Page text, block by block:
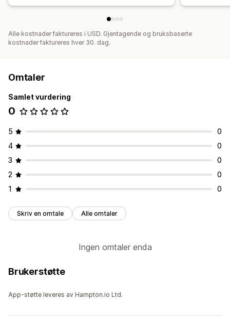
Alle kostnader faktureres i USD. Gjentagende og bruksbaserte
kostnader faktureres hver 30. dag.
Omtaler
Samlet vurdering
0
5
0
4
0
3
0
2
0
1
0
Skriv en omtale Alle omtaler
Ingen omtaler enda
Brukerstøtte
App-støtte leveres av Hampton.io Ltd.